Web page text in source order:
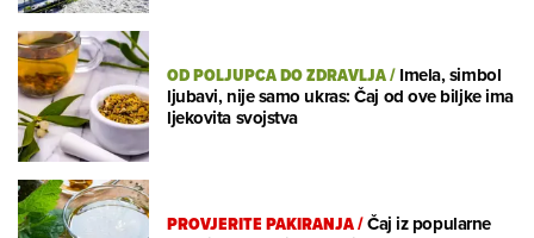
OD POLJUPCA DO ZDRAVLJA/Imela, simbol
ljubavi, nije samo ukras: Čaj od ove biljke ima
ljekovita svojstva
PROVJERITE PAKIRANJA/Čaj iz popularne